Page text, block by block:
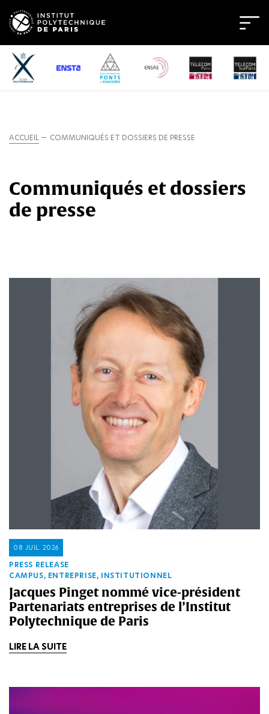
ACCUEIL COMMUNIQUÉS ET DOSSIERS DE PRESSE
Communiqués et dossiers
de presse
PRESS RELEASE
CAMPUS, ENTREPRISE, INSTITUTIONNEL
08 JUIL. 2026
Jacques Pinget nommé vice-président
Partenariats entreprises de l’Institut
Polytechnique de Paris
LIRE LA SUITE